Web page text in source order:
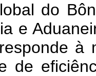
do
e
à
de